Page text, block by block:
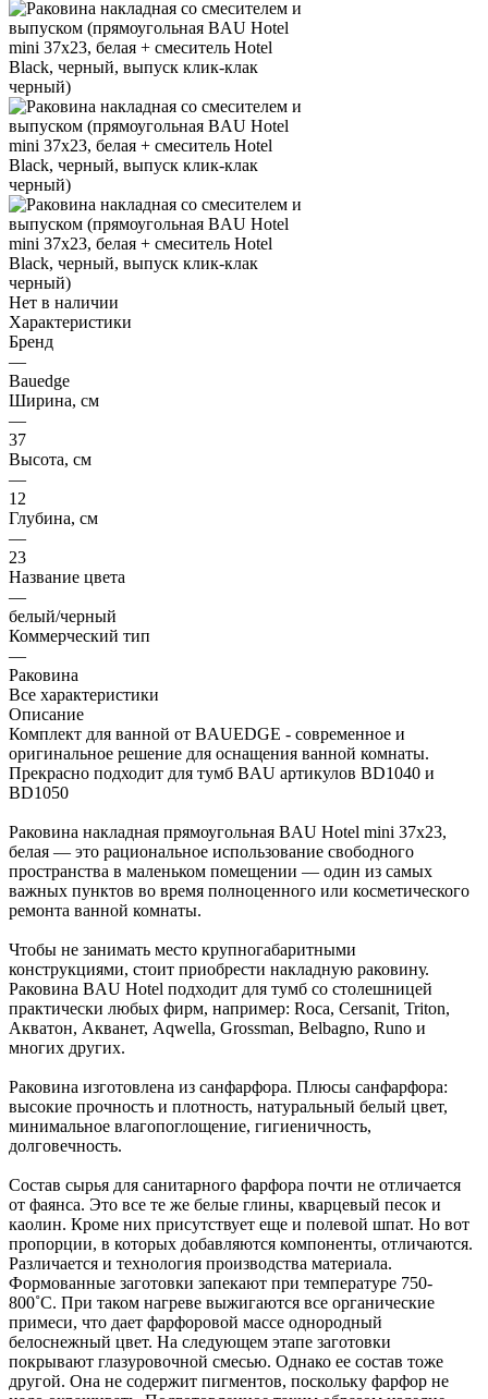
Нет в наличии
Характеристики
Бренд
—
Bauedge
Ширина, см
—
37
Высота, см
—
12
Глубина, см
—
23
Название цвета
—
белый/черный
Коммерческий тип
—
Раковина
Все характеристики
Описание
Комплект для ванной от BAUEDGE - современное и
оригинальное решение для оснащения ванной комнаты.
Прекрасно подходит для тумб BAU артикулов BD1040 и
BD1050
Раковина накладная прямоугольная BAU Hotel mini 37х23,
белая — это рациональное использование свободного
пространства в маленьком помещении — один из самых
важных пунктов во время полноценного или косметического
ремонта ванной комнаты.
Чтобы не занимать место крупногабаритными
конструкциями, стоит приобрести накладную раковину.
Раковина BAU Hotel подходит для тумб со столешницей
практически любых фирм, например: Roca, Cersanit, Triton,
Акватон, Акванет, Aqwella, Grossman, Belbagno, Runo и
многих других.
Раковина изготовлена из санфарфора. Плюсы санфарфора:
высокие прочность и плотность, натуральный белый цвет,
минимальное влагопоглощение, гигиеничность,
долговечность.
Состав сырья для санитарного фарфора почти не отличается
от фаянса. Это все те же белые глины, кварцевый песок и
каолин. Кроме них присутствует еще и полевой шпат. Но вот
пропорции, в которых добавляются компоненты, отличаются.
Различается и технология производства материала.
Формованные заготовки запекают при температуре 750-
800˚С. При таком нагреве выжигаются все органические
примеси, что дает фарфоровой массе однородный
белоснежный цвет. На следующем этапе заготовки
покрывают глазуровочной смесью. Однако ее состав тоже
другой. Она не содержит пигментов, поскольку фарфор не